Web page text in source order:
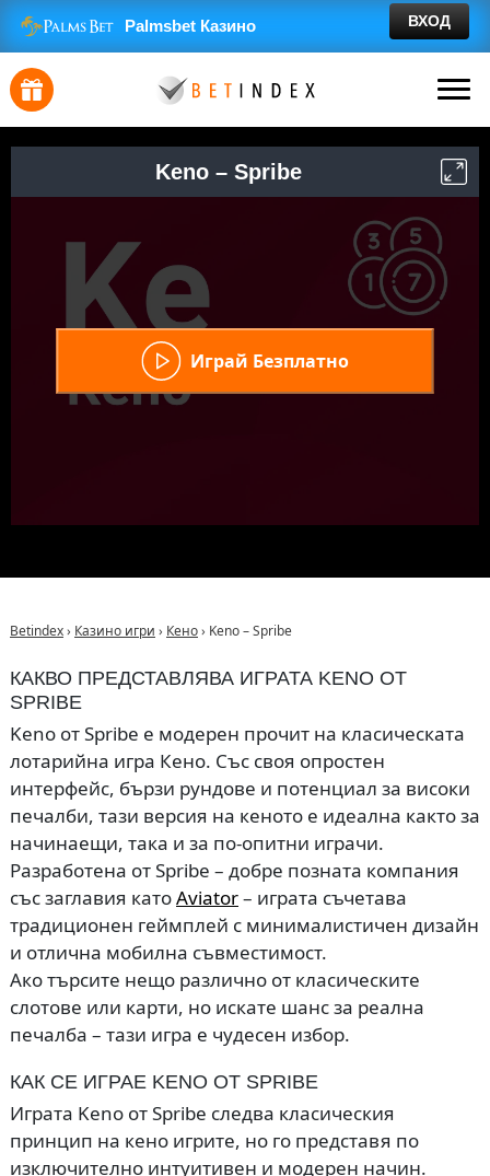
Skip
content
Palmsbet Казино ВХОД
Keno – Spribe
Играй Безплатно
Betindex› Казино игри › Кено› Keno – Spribe
КАКВО ПРЕДСТАВЛЯВА ИГРАТА KENO ОТ
SPRIBE
Keno от Spribe е модерен прочит на класическата
лотарийна игра Кено. Със своя опростен
интерфейс, бързи рундове и потенциал за високи
печалби, тази версия на кеното е идеална както за
начинаещи, така и за по-опитни играчи.
Разработена от Spribe – добре позната компания
със заглавия катоAviator– играта съчетава
традиционен геймплей с минималистичен дизайн
и отлична мобилна съвместимост.
Ако търсите нещо различно от класическите
слотове или карти, но искате шанс за реална
печалба – тази игра е чудесен избор.
КАК СЕ ИГРАЕ KENO ОТ SPRIBE
Играта Keno от Spribe следва класическия
принцип на кено игрите, но го представя по
изключително интуитивен и модерен начин.